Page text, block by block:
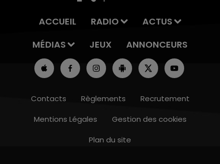
7h00 - 12h00
ACCUEIL RADIO
ACTUS
MÉDIAS
JEUX ANNONCEURS
Contacts Règlements
Recrutement
Mentions Légales
Gestion des cookies
Plan du site